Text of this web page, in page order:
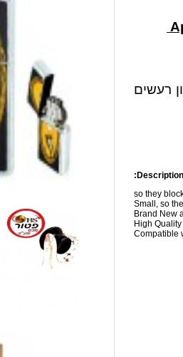
רעשים
so they
Small, so
Brand New
High
Compatible